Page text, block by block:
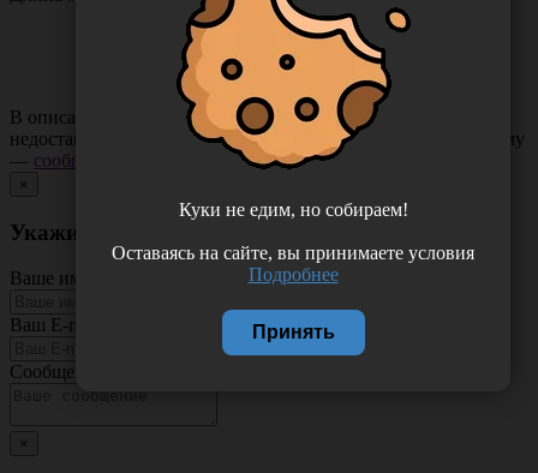
В описании товара могут иметь место неточности или
недостающая информация. Если вы заметили такую проблему
— сообщите нам
×
Укажите неточность в описании товара
Ваше имя
Ваш E-mail
Сообщение
×
Куки не едим, но собираем!
Оставаясь на сайте, вы принимаете условия
Подробнее
Принять